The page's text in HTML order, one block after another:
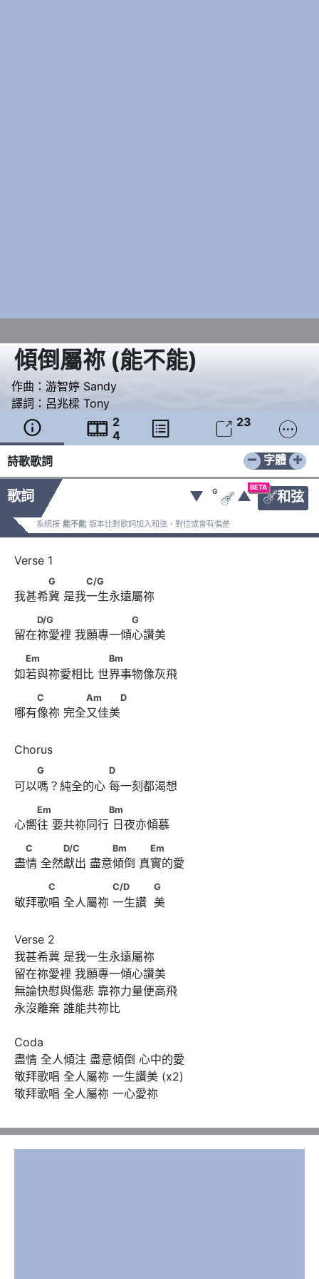
傾倒屬祢(能不能)
作曲： 游智婷 Sandy
譯詞： 呂兆樑 Tony
  2
4
  23 
詩歌歌詞 − +
字體
歌詞
BETA
和弦
▼ G
 ▲
系統按 能不能 版本比對歌詞加入和弦，對位或會有偏差
G　      　　C/G
G C/G
我甚希冀 是我一生永遠屬祢
D/G　　　      　　　　　G
D/G G
留在祢愛裡 我願專一傾心讚美
Em　　　　　　      　Bm
Em Bm
如若與祢愛相比 世界事物像灰飛
C　　      　　Am　　　D
C Am D
哪有像祢 完全又佳美
G　 　　　　      D
G D
可以嗎？純全的心 每一刻都渴想
Em　      　　　　　Bm
Em Bm
心嚮往 要共祢同行 日夜亦傾慕
C　      　　D/C　　      　　Bm　　      　Em
C D/C Bm Em
盡情 全然獻出 盡意傾倒 真實的愛
C　      　　　　 C/D　　　            G
C C/D G
敬拜歌唱 全人屬祢 一生讚  美
Verse 2
我甚希冀 是我一生永遠屬祢
留在祢愛裡 我願專一傾心讚美
無論快慰與傷悲 靠祢力量便高飛
永沒離棄 誰能共祢比
Coda
盡情 全人傾注 盡意傾倒 心中的愛
敬拜歌唱 全人屬祢 一生讚美 (x2)
敬拜歌唱 全人屬祢 一心愛祢